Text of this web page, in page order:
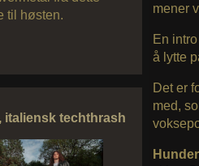
til høsten.
italiensk techthrash
mener
En
å lytte
Det er
med,